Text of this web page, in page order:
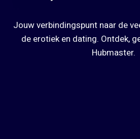
Jouw verbindingspunt naar de
de erotiek en dating. Ontdek,
Hubmaster.